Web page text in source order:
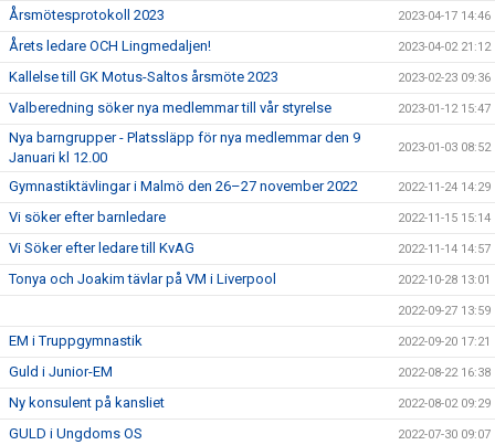
Årsmötesprotokoll 2023 2023-04-17 14:46
Årets ledare OCH Lingmedaljen! 2023-04-02 21:12
Kallelse till GK Motus-Saltos årsmöte 2023 2023-02-23 09:36
Valberedning söker nya medlemmar till vår styrelse 2023-01-12 15:47
Nya barngrupper - Platssläpp för nya medlemmar den 9
Januari kl 12.00
2023-01-03 08:52
Gymnastiktävlingar i Malmö den 26–27 november 2022 2022-11-24 14:29
Vi söker efter barnledare 2022-11-15 15:14
Vi Söker efter ledare till KvAG 2022-11-14 14:57
Tonya och Joakim tävlar på VM i Liverpool 2022-10-28 13:01
2022-09-27 13:59
EM i Truppgymnastik 2022-09-20 17:21
Guld i Junior-EM 2022-08-22 16:38
Ny konsulent på kansliet 2022-08-02 09:29
GULD i Ungdoms OS 2022-07-30 09:07